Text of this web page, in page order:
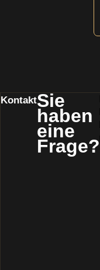
KontaktSie
haben
eine
Frage?